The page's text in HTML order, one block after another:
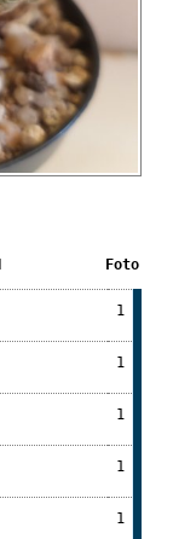
Foto
1
1
1
1
1